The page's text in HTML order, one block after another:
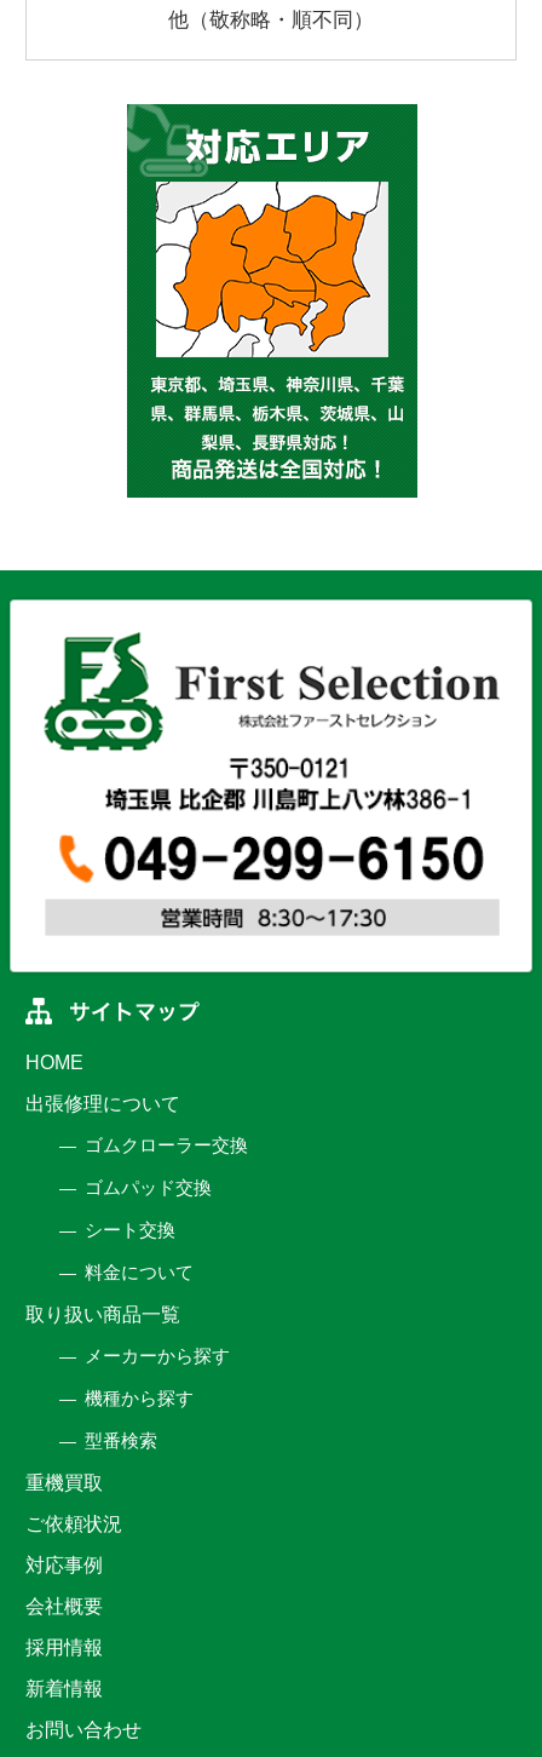
他（敬称略・順不同）
HOME
出張修理について
ゴムクローラー交換
ゴムパッド交換
シート交換
料金について
取り扱い商品一覧
メーカーから探す
機種から探す
型番検索
重機買取
ご依頼状況
対応事例
会社概要
採用情報
新着情報
お問い合わせ